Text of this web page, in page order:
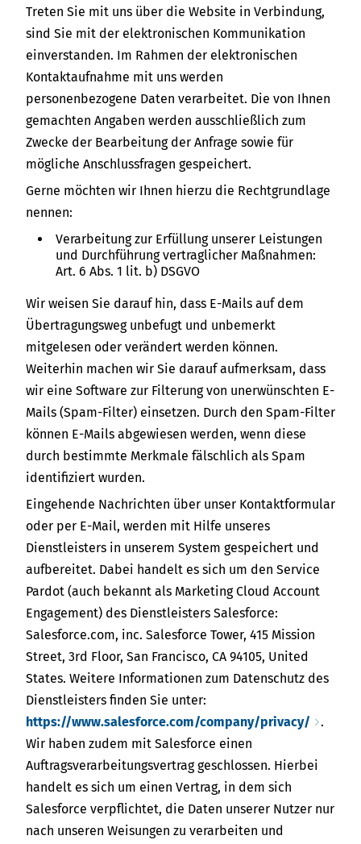
Treten Sie mit uns über die Website in Verbindung,
sind Sie mit der elektronischen Kommunikation
einverstanden. Im Rahmen der elektronischen
Kontaktaufnahme mit uns werden
personenbezogene Daten verarbeitet. Die von Ihnen
gemachten Angaben werden ausschließlich zum
Zwecke der Bearbeitung der Anfrage sowie für
mögliche Anschlussfragen gespeichert.
Gerne möchten wir Ihnen hierzu die Rechtgrundlage
nennen:
Verarbeitung zur Erfüllung unserer Leistungen
und Durchführung vertraglicher Maßnahmen:
Art. 6 Abs. 1 lit. b) DSGVO
Wir weisen Sie darauf hin, dass E-Mails auf dem
Übertragungsweg unbefugt und unbemerkt
mitgelesen oder verändert werden können.
Weiterhin machen wir Sie darauf aufmerksam, dass
wir eine Software zur Filterung von unerwünschten E-
Mails (Spam-Filter) einsetzen. Durch den Spam-Filter
können E-Mails abgewiesen werden, wenn diese
durch bestimmte Merkmale fälschlich als Spam
identifiziert wurden.
Eingehende Nachrichten über unser Kontaktformular
oder per E-Mail, werden mit Hilfe unseres
Dienstleisters in unserem System gespeichert und
aufbereitet. Dabei handelt es sich um den Service
Pardot (auch bekannt als Marketing Cloud Account
Engagement) des Dienstleisters Salesforce:
Salesforce.com, inc. Salesforce Tower, 415 Mission
Street, 3rd Floor, San Francisco, CA 94105, United
States. Weitere Informationen zum Datenschutz des
Dienstleisters finden Sie unter:
https://www.salesforce.com/company/privacy/
.
Wir haben zudem mit Salesforce einen
Auftragsverarbeitungsvertrag geschlossen. Hierbei
handelt es sich um einen Vertrag, in dem sich
Salesforce verpflichtet, die Daten unserer Nutzer nur
nach unseren Weisungen zu verarbeiten und